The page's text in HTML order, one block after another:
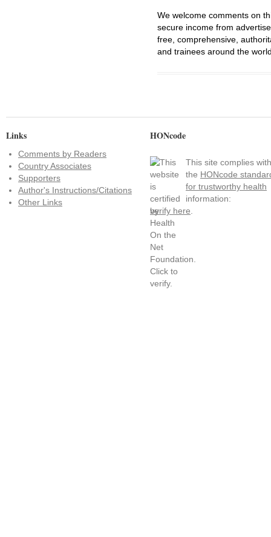
We welcome comments on
secure income from
free, comprehensive,
and trainees around the
Links
Comments by Readers
Country Associates
Supporters
Author's Instructions/Citations
Other Links
HONcode
This site complies with
the HONcode
for trustworthy health
information:
verify here